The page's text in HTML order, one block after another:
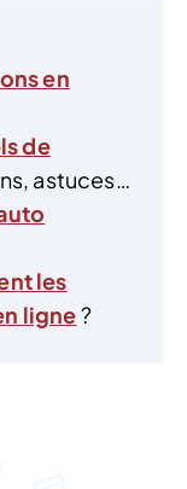
en
de
astuces…
les
ligne?